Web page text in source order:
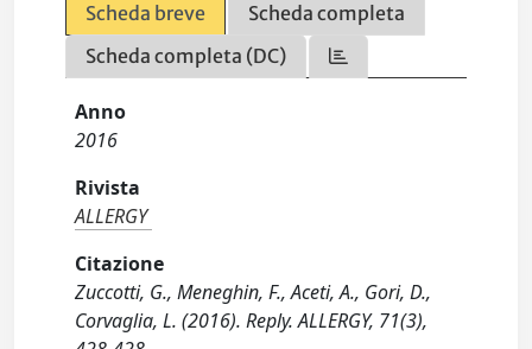
Scheda breve
Scheda completa
Scheda completa (DC)
Anno
2016
Rivista
ALLERGY
Citazione
Zuccotti, G., Meneghin, F., Aceti, A., Gori, D.,
Corvaglia, L. (2016). Reply. ALLERGY, 71(3),